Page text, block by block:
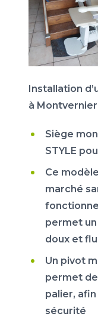
Installation
à
Siège
STYLE
Ce
marché
permet
doux et
Un pivot
permet
palier,
sécurité